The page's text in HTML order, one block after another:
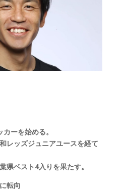
ーを始める。
レッズジュニアユースを経て
県ベスト4入りを果たす。
転向